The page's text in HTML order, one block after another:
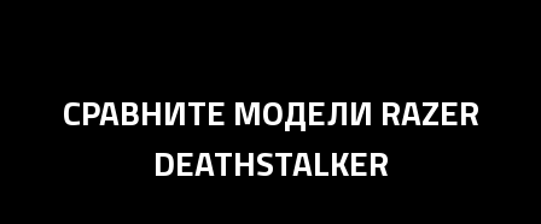
СРАВНИТЕ МОДЕЛИ RAZER
DEATHSTALKER